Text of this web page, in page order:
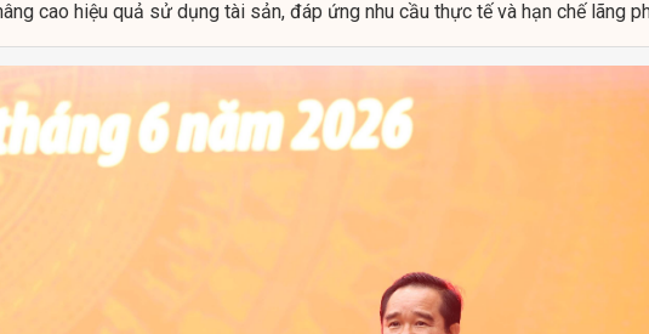
cao hiệu quả sử dụng tài sản, đáp ứng nhu cầu thực tế và hạn chế lãng